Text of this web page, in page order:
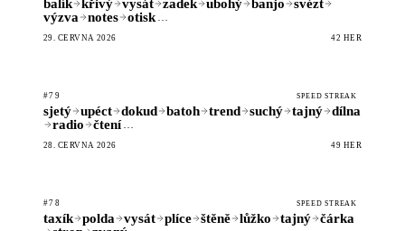
balík křivý vysát zadek ubohý banjo
svézt
výzva
notes otisk …
29. ČERVNA 2026 42 HER
#79 SPEED STREAK
sjetý upéct dokud batoh trend suchý tajný
dílna
radio
čtení …
28. ČERVNA 2026 49 HER
#78 SPEED STREAK
taxík polda vysát plíce štěně lůžko tajný
čárka